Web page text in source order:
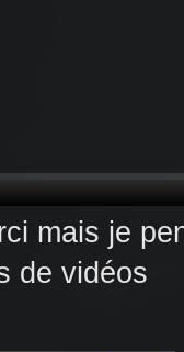
mais je
de vidéos